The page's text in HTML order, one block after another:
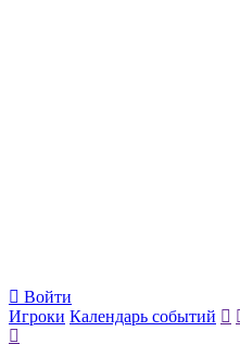
Войти
Игроки Календарь событий